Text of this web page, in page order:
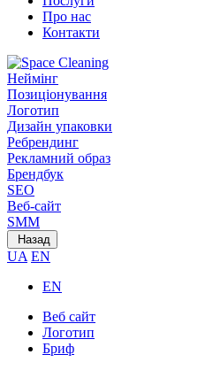
Про нас
Контакти
Неймінг
Позиціонування
Логотип
Дизайн упаковки
Ребрендинг
Рекламний образ
Брендбук
SEO
Веб-сайт
SMM
Назад
UA EN
EN
Веб сайт
Логотип
Бриф